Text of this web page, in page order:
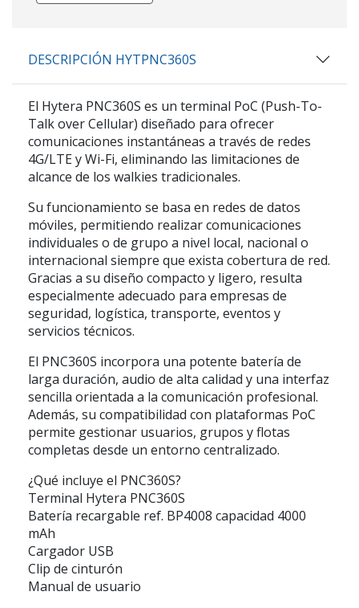
DESCRIPCIÓN HYTPNC360S
El Hytera PNC360S es un terminal PoC (Push-To-
Talk over Cellular) diseñado para ofrecer
comunicaciones instantáneas a través de redes
4G/LTE y Wi-Fi, eliminando las limitaciones de
alcance de los walkies tradicionales.
Su funcionamiento se basa en redes de datos
móviles, permitiendo realizar comunicaciones
individuales o de grupo a nivel local, nacional o
internacional siempre que exista cobertura de red.
Gracias a su diseño compacto y ligero, resulta
especialmente adecuado para empresas de
seguridad, logística, transporte, eventos y
servicios técnicos.
El PNC360S incorpora una potente batería de
larga duración, audio de alta calidad y una interfaz
sencilla orientada a la comunicación profesional.
Además, su compatibilidad con plataformas PoC
permite gestionar usuarios, grupos y flotas
completas desde un entorno centralizado.
¿Qué incluye el PNC360S?
Terminal Hytera PNC360S
Batería recargable ref. BP4008 capacidad 4000
mAh
Cargador USB
Clip de cinturón
Manual de usuario